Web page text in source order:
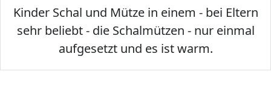
Kinder Schal und Mütze in einem - bei Eltern
sehr beliebt - die Schalmützen - nur einmal
aufgesetzt und es ist warm.